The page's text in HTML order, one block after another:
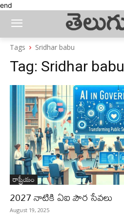
end
Tags Sridhar babu
Tag: Sridhar babu
రాష్ట్రీయం
2027 నాటికి ఏఐ పౌర సేవలు
August 19, 2025